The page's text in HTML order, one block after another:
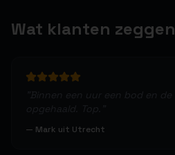
Wat klanten zeggen
— Mark uit Utrecht